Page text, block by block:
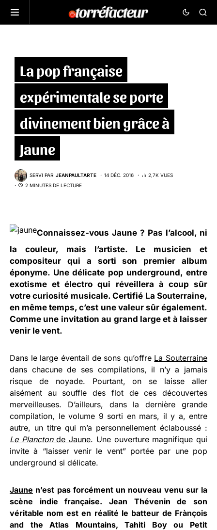
La pop française
expérimentale se porte
divinement bien grâce à
Jaune
SERVI PAR JEANPAULTARTE 14 DÉC. 2016
2,7K VUES
2 MINUTES DE LECTURE
Connaissez-vous Jaune ? Pas l’alcool, ni
la couleur, mais l’artiste. Le musicien et
compositeur qui a sorti son premier album
éponyme. Une délicate pop underground, entre
exotisme et électro qui réveillera à coup sûr
votre curiosité musicale. Certifié La Souterraine,
en même temps, c’est une valeur sûr également.
Comme une invitation au grand large et à laisser
venir le vent.
Dans le large éventail de sons qu’offre La Souterraine
dans chacune de ses compilations, il n’y a jamais
risque de noyade. Pourtant, on se laisse aller
aisément au souffle des flot de ces découvertes
merveilleuses. D’ailleurs, dans la dernière grande
compilation, le volume 9 sorti en mars, il y a, entre
autre, un titre qui m’a personnellement éclaboussé :
Le Planctonde Jaune. Une ouverture magnifique qui
invite à “laisser venir le vent” portée par une pop
underground si délicate.
Jaune n’est pas forcément un nouveau venu sur la
scène indie française. Jean Thévenin de son
véritable nom est en réalité le batteur de Frànçois
and the Atlas Mountains, Tahiti Boy ou Petit